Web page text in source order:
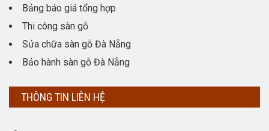
Bảng báo giá tổng hợp
Thi công sàn gỗ
Sửa chữa sàn gỗ Đà Nẵng
Bảo hành sàn gỗ Đà Nẵng
THÔNG TIN LIÊN HỆ